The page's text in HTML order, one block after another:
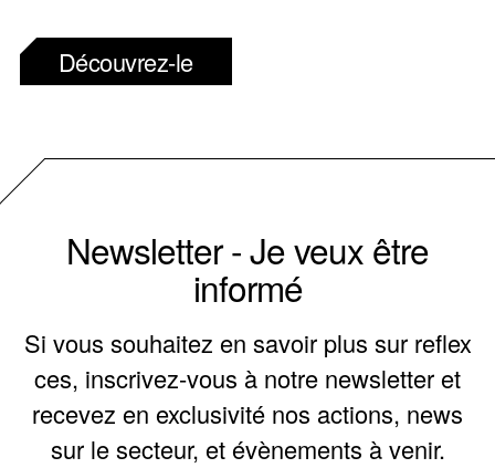
Découvrez-le
Newsletter - Je veux être
informé
Si vous souhaitez en savoir plus sur reflex
ces, inscrivez-vous à notre newsletter et
recevez en exclusivité nos actions, news
sur le secteur, et évènements à venir.